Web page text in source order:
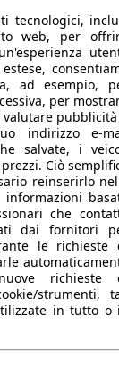
tecnologici,
web, per
ad esempio,
per
indirizzo e-
salvate, i
Ciò
reinserirlo
che
dai fornitori
le richieste
richieste
strumenti,
in tutto o